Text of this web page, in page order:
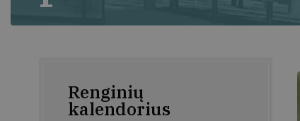
Renginių
kalendorius